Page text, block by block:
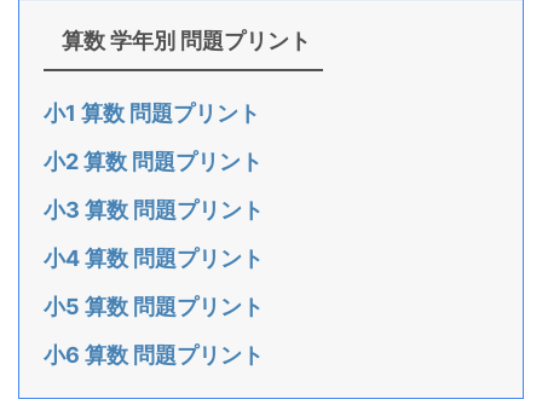
算数 学年別 問題プリント
小1 算数 問題プリント
小2 算数 問題プリント
小3 算数 問題プリント
小4 算数 問題プリント
小5 算数 問題プリント
小6 算数 問題プリント